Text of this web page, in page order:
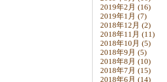
2019年2月 (16)
2019年1月 (7)
2018年12月 (2)
2018年11月 (11)
2018年10月 (5)
2018年9月 (5)
2018年8月 (10)
2018年7月 (15)
2018年6月 (14)